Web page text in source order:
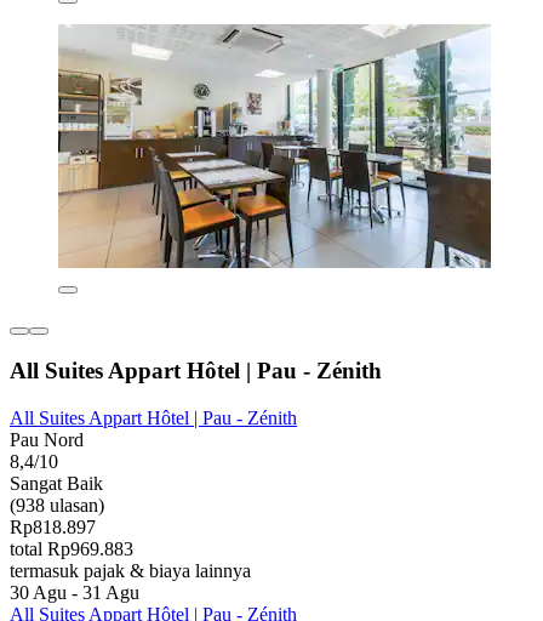
All Suites Appart Hôtel | Pau - Zénith
All Suites Appart Hôtel | Pau - Zénith
Pau Nord
8,4/10
Sangat Baik
(938 ulasan)
Rp818.897
total Rp969.883
termasuk pajak & biaya lainnya
30 Agu - 31 Agu
All Suites Appart Hôtel | Pau - Zénith